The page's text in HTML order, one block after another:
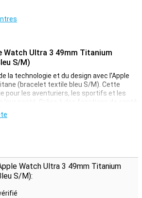
Watch Ultra 3 49mm Titanium
S/M)
la technologie et du design avec l'Apple
(bracelet textile bleu S/M). Cette
pour les aventuriers, les sportifs et les
leur santé. Grâce à des fonctions de santé
de la tension artérielle et de la
garderez toujours le pouls à l'œil. La
L'Ultra 3 est également doté d'une prise
nouveau GPS avec connexion satellite
précise, même dans les zones les plus
est au premier plan avec la
la détection de chute et la détection
Watch Ultra 3 49mm Titanium
S/M):